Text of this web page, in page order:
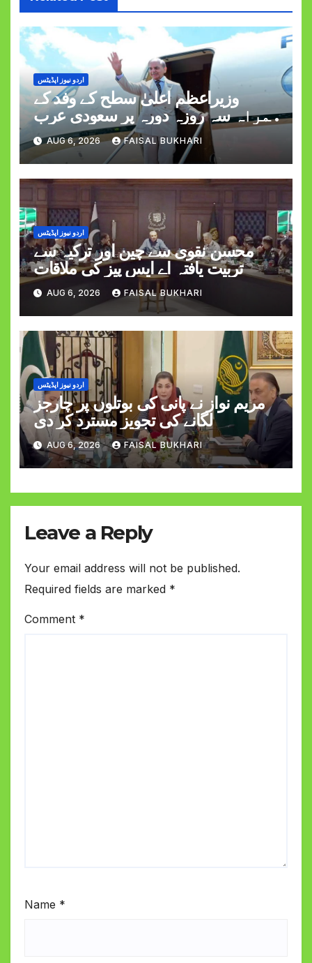
اردو نیوز اپڈیٹس
وزیراعظم اعلیٰ سطح کے وفد کے
ہمراہ سہ روزہ دورہ پر سعودی عرب
روانہ
AUG 6, 2026 FAISAL BUKHARI
اردو نیوز اپڈیٹس
محسن نقوی سے چین اور ترکیہ سے
تربیت یافتہ اے ایس پیز کی ملاقات
AUG 6, 2026 FAISAL BUKHARI
اردو نیوز اپڈیٹس
مریم نواز نے پانی کی بوتلوں پر چارجز
لگانے کی تجویز مسترد کر دی
AUG 6, 2026 FAISAL BUKHARI
Leave a Reply
Your email address will not be published.
Required fields are marked *
Comment *
Name *